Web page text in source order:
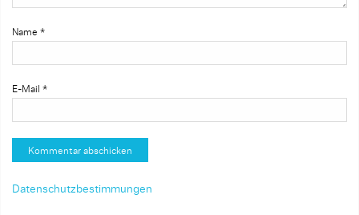
Name *
E-Mail *
Datenschutzbestimmungen